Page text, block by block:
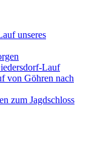
unseres
Lauf
von Göhren nach
zum Jagdschloss